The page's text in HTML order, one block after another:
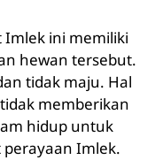
ini memiliki
hewan tersebut.
tidak maju. Hal
memberikan
hidup untuk
perayaan Imlek.